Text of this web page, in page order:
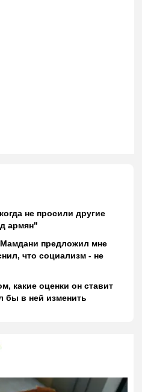
не просили другие
армян"
предложил мне
что социализм - не
какие оценки он ставит
бы в ней изменить